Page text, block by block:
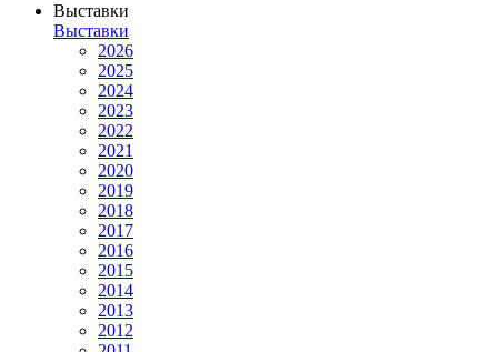
Выставки
Выставки
2026
2025
2024
2023
2022
2021
2020
2019
2018
2017
2016
2015
2014
2013
2012